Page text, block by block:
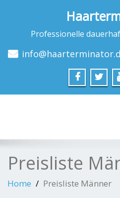
Professionelle
Preisliste
Home Preisliste Männer